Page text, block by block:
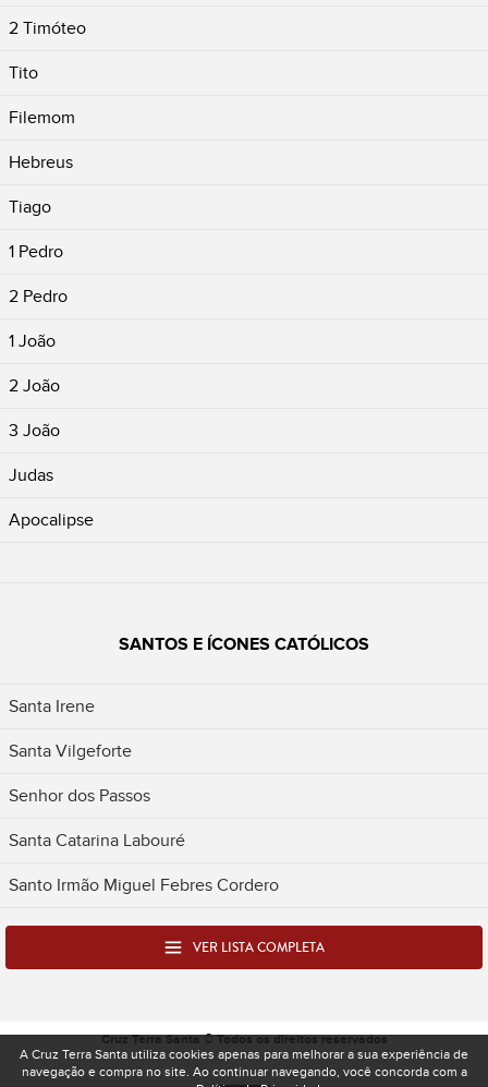
2 Timóteo
Tito
Filemom
Hebreus
Tiago
1 Pedro
2 Pedro
1 João
2 João
3 João
Judas
Apocalipse
SANTOS E ÍCONES CATÓLICOS
Santa Irene
Santa Vilgeforte
Senhor dos Passos
Santa Catarina Labouré
Santo Irmão Miguel Febres Cordero
VER LISTA COMPLETA
Cruz Terra Santa © Todos os direitos reservados
A Cruz Terra Santa utiliza cookies apenas para melhorar a sua experiência de
navegação e compra no site. Ao continuar navegando, você concorda com a